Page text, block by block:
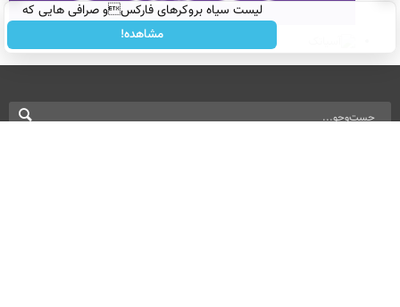
لیست سیاه بروکرهای فارکسو صرافی هایی که
ریسک مالی دارند!
مشاهده!